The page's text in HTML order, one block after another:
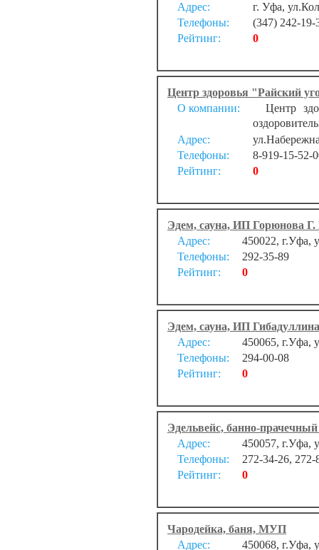
Адрес:
г. Уфа,
Телефоны:
(347) 242-19-
Рейтинг:
0
Центр здоровья "Райский
О компании:
Центр
Адрес:
Телефоны:
8-919-15-52-
Рейтинг:
0
Эдем, сауна, ИП Горюнова Г.
Адрес:
450022, г.Уфа,
Телефоны:
292-35-89
Рейтинг:
0
Эдем, сауна, ИП
Адрес:
450065, г.Уфа,
Телефоны:
294-00-08
Рейтинг:
0
Эдельвейс, банно-
Адрес:
450057, г.Уфа,
Телефоны:
272-34-26,
Рейтинг:
0
Чародейка, баня, МУП
Адрес:
450068, г.Уфа,